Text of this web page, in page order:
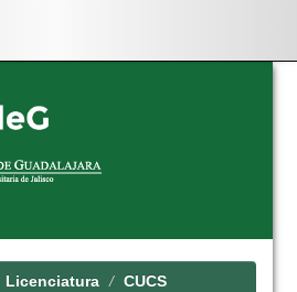
Licenciatura CUCS